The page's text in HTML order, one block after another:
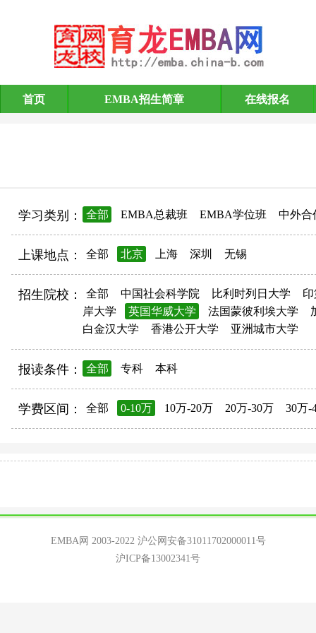
EMBA招生简章
首页 EMBA招生简章 在线报名
学习类别： 全部 EMBA总裁班 EMBA学位班 中外合
上课地点： 全部 北京 上海 深圳 无锡
招生院校： 全部 中国社会科学院 比利时列日大学
岸大学
英国华威大学 法国蒙彼利埃大学
白金汉大学
香港公开大学 亚洲城市大学
报读条件： 全部 专科 本科
学费区间： 全部 0-10万 10万-20万 20万-30万 30万-
EMBA网 2003-2022 沪公网安备31011702000011号
沪ICP备13002341号